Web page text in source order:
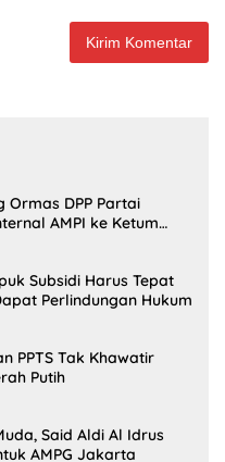
DPP Partai
AMPI ke Ketum
Subsidi Harus Tepat
Perlindungan Hukum
PPTS Tak Khawatir
Putih
Said Aldi Al Idrus
AMPG Jakarta